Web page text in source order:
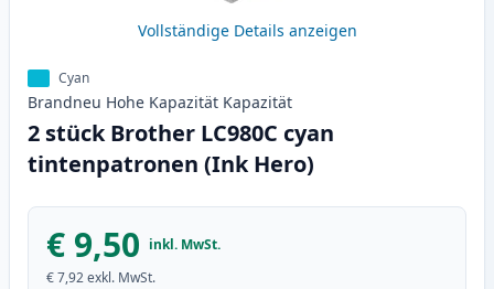
Vollständige Details anzeigen
Cyan
Brandneu Hohe Kapazität Kapazität
2 stück Brother LC980C cyan
tintenpatronen (Ink Hero)
€ 9,50 inkl. MwSt.
€ 7,92exkl. MwSt.